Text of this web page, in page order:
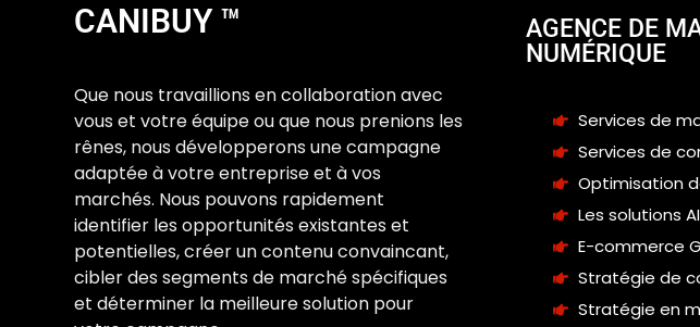
CANIBUY ™
Que nous travaillions en collaboration avec
vous et votre équipe ou que nous prenions les
rênes, nous développerons une campagne
adaptée à votre entreprise et à vos
marchés. Nous pouvons rapidement
identifier les opportunités existantes et
potentielles, créer un contenu convaincant,
cibler des segments de marché spécifiques
et déterminer la meilleure solution pour
AGENCE DE
NUMÉRIQUE
Services de
Services de
Optimisation
Les solutions AI
E-commerce
Stratégie de
Stratégie en